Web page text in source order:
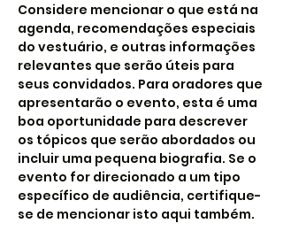
Considere mencionar o que está na
agenda, recomendações especiais
do vestuário, e outras informações
relevantes que serão úteis para
seus convidados. Para oradores que
apresentarão o evento, esta é uma
boa oportunidade para descrever
os tópicos que serão abordados ou
incluir uma pequena biografia. Se o
evento for direcionado a um tipo
específico de audiência, certifique-
se de mencionar isto aqui também.